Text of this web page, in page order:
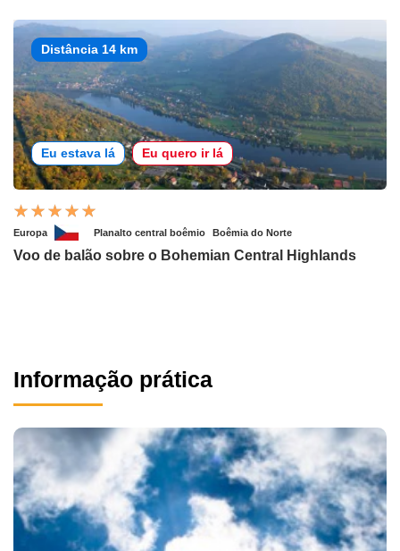
Distância 14 km
Eu estava lá Eu quero ir lá
Europa Planalto central boêmio Boêmia do Norte
Voo de balão sobre o Bohemian Central Highlands
Informação prática